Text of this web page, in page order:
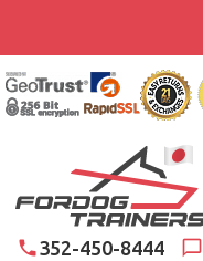
352-450-8444